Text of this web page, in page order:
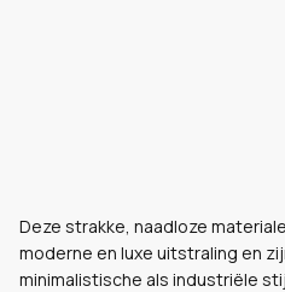
Deze strakke, naadloze
moderne en luxe uitstraling en
minimalistische als industriële